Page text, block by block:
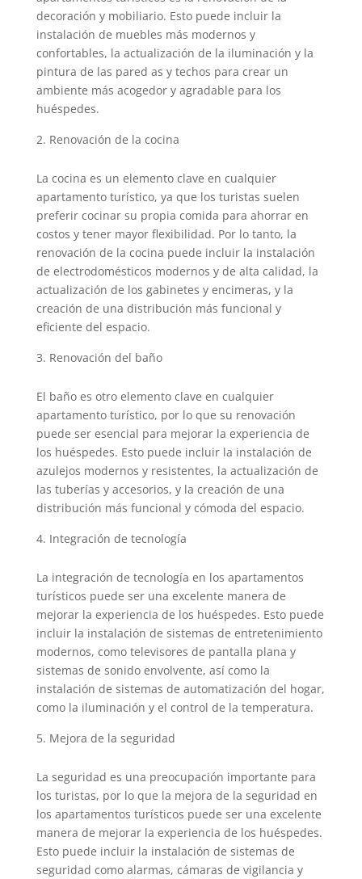
decoración y mobiliario. Esto puede incluir la
instalación de muebles más modernos y
confortables, la actualización de la iluminación y la
pintura de las pared as y techos para crear un
ambiente más acogedor y agradable para los
huéspedes.
Renovación de la cocina
La cocina es un elemento clave en cualquier
apartamento turístico, ya que los turistas suelen
preferir cocinar su propia comida para ahorrar en
costos y tener mayor flexibilidad. Por lo tanto, la
renovación de la cocina puede incluir la instalación
de electrodomésticos modernos y de alta calidad, la
actualización de los gabinetes y encimeras, y la
creación de una distribución más funcional y
eficiente del espacio.
Renovación del baño
El baño es otro elemento clave en cualquier
apartamento turístico, por lo que su renovación
puede ser esencial para mejorar la experiencia de
los huéspedes. Esto puede incluir la instalación de
azulejos modernos y resistentes, la actualización de
las tuberías y accesorios, y la creación de una
distribución más funcional y cómoda del espacio.
Integración de tecnología
La integración de tecnología en los apartamentos
turísticos puede ser una excelente manera de
mejorar la experiencia de los huéspedes. Esto puede
incluir la instalación de sistemas de entretenimiento
modernos, como televisores de pantalla plana y
sistemas de sonido envolvente, así como la
instalación de sistemas de automatización del hogar,
como la iluminación y el control de la temperatura.
Mejora de la seguridad
La seguridad es una preocupación importante para
los turistas, por lo que la mejora de la seguridad en
los apartamentos turísticos puede ser una excelente
manera de mejorar la experiencia de los huéspedes.
Esto puede incluir la instalación de sistemas de
seguridad como alarmas, cámaras de vigilancia y